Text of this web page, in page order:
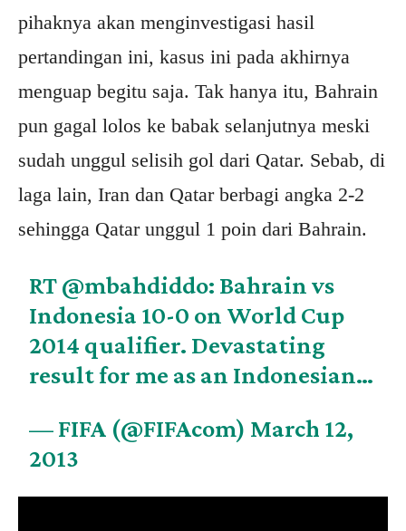
pihaknya akan menginvestigasi hasil
pertandingan ini, kasus ini pada akhirnya
menguap begitu saja. Tak hanya itu, Bahrain
pun gagal lolos ke babak selanjutnya meski
sudah unggul selisih gol dari Qatar. Sebab, di
laga lain, Iran dan Qatar berbagi angka 2-2
sehingga Qatar unggul 1 poin dari Bahrain.
RT @mbahdiddo: Bahrain vs
Indonesia 10-0 on World Cup
2014 qualifier. Devastating
result for me as an Indonesian…
— FIFA (@FIFAcom) March 12,
2013